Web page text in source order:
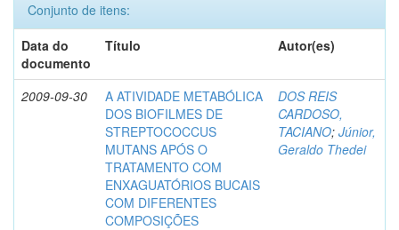
Conjunto de itens:
Data do
documento
Título Autor(es)
2009-09-30
A ATIVIDADE METABÓLICA
DOS BIOFILMES DE
STREPTOCOCCUS
MUTANS APÓS O
TRATAMENTO COM
ENXAGUATÓRIOS BUCAIS
COM DIFERENTES
COMPOSIÇÕES
DOS REIS
CARDOSO,
TACIANO; Júnior,
Geraldo Thedei